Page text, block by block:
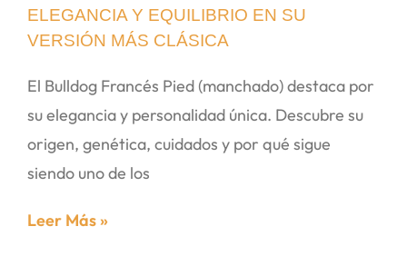
ELEGANCIA Y EQUILIBRIO EN SU
VERSIÓN MÁS CLÁSICA
El Bulldog Francés Pied (manchado) destaca por
su elegancia y personalidad única. Descubre su
origen, genética, cuidados y por qué sigue
siendo uno de los
Leer Más »